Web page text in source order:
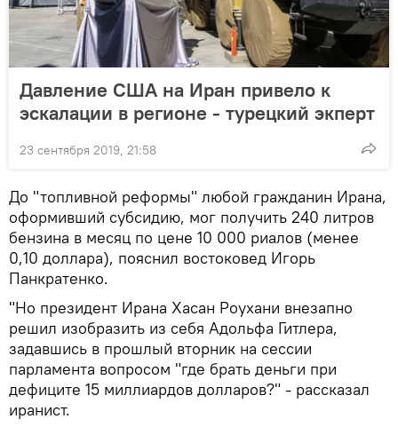
Давление США на Иран привело к
эскалации в регионе - турецкий экперт
23 сентября 2019, 21:58
До "топливной реформы" любой гражданин Ирана,
оформивший субсидию, мог получить 240 литров
бензина в месяц по цене 10 000 риалов (менее
0,10 доллара), пояснил востоковед Игорь
Панкратенко.
"Но президент Ирана Хасан Роухани внезапно
решил изобразить из себя Адольфа Гитлера,
задавшись в прошлый вторник на сессии
парламента вопросом "где брать деньги при
дефиците 15 миллиардов долларов?" - рассказал
иранист.